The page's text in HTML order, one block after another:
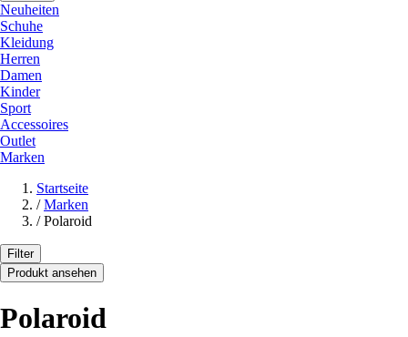
Neuheiten
Schuhe
Kleidung
Herren
Damen
Kinder
Sport
Accessoires
Outlet
Marken
Startseite
/ Marken
/ Polaroid
Filter
Produkt ansehen
Polaroid